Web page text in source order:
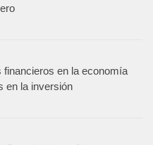
en la economía
en la inversión